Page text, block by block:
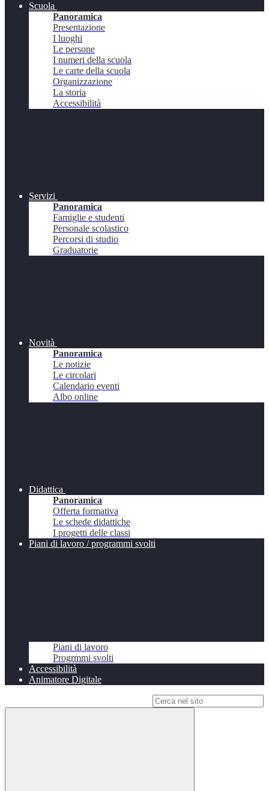
Scuola
Panoramica
Presentazione
I luoghi
Le persone
I numeri della scuola
Le carte della scuola
Organizzazione
La storia
Accessibilità
Servizi
Panoramica
Famiglie e studenti
Personale scolastico
Percorsi di studio
Graduatorie
Novità
Panoramica
Le notizie
Le circolari
Calendario eventi
Albo online
Didattica
Panoramica
Offerta formativa
Le schede didattiche
I progetti delle classi
Piani di lavoro / programmi svolti
Piani di lavoro
Progrmmi svolti
Accessibilità
Animatore Digitale